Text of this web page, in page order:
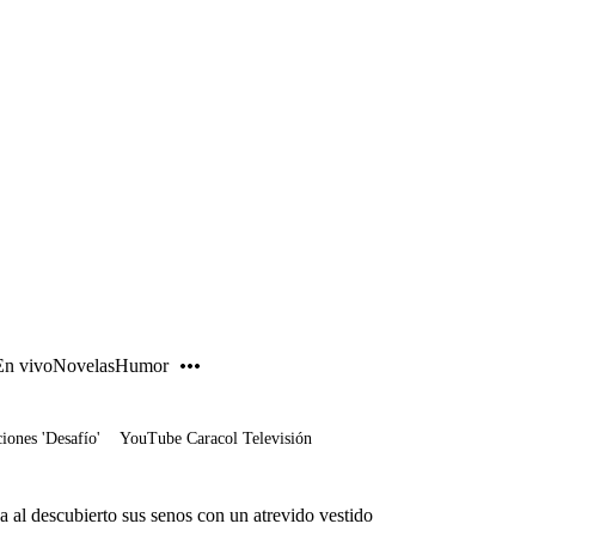
vivoNovelasHumor
'Desafío' YouTube Caracol Televisión
al descubierto sus senos con un atrevido vestido